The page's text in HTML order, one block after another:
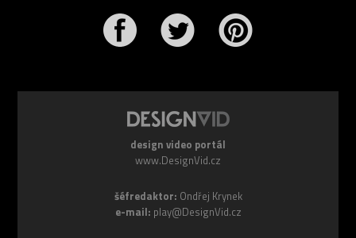
design video portál
www.DesignVid.cz
šéfredaktor: Ondřej Krynek
e-mail: play@DesignVid.cz